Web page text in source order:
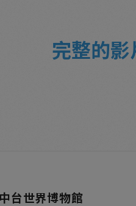
完整的
中台世界博物館